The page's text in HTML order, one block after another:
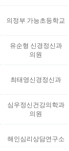
의정부 가능초등학교
유순형 신경정신과
의원
최태영신경정신과
심우정신건강의학과
의원
해인심리상담연구소